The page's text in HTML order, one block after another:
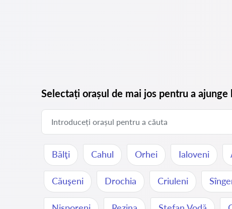
Selectați orașul de mai jos pentru a
Bălţi Cahul Orhei Ialoveni
Căuşeni Drochia Criuleni